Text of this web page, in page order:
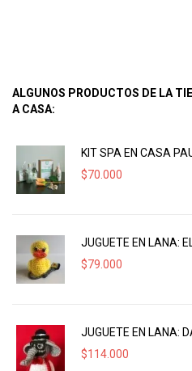
ALGUNOS PRODUCTOS DE LA
A CASA:
KIT SPA EN CASA
$70.000
JUGUETE EN LANA:
$79.000
JUGUETE EN LANA:
$114.000